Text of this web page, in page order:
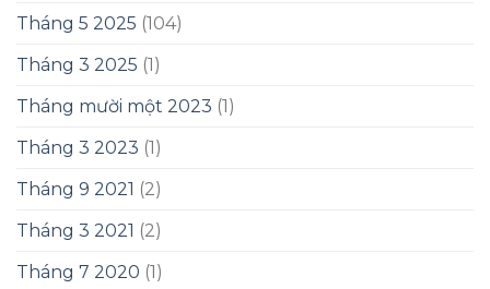
Tháng 5 2025 (104)
Tháng 3 2025 (1)
Tháng mười một 2023 (1)
Tháng 3 2023 (1)
Tháng 9 2021 (2)
Tháng 3 2021 (2)
Tháng 7 2020 (1)